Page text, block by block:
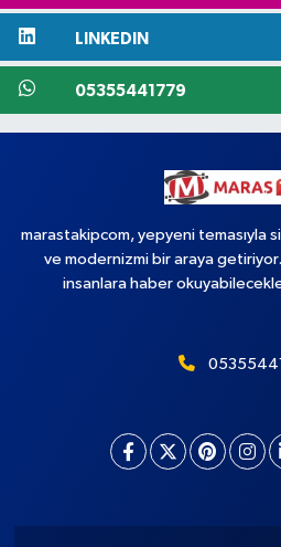
LINKEDIN
05355441779
marastakipcom, yepyeni temasıyla
ve modernizmi bir araya
insanlara haber